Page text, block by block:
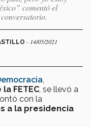
comentó el
- 14/05/2021
FETEC , se llevó a
con la
a la presidencia